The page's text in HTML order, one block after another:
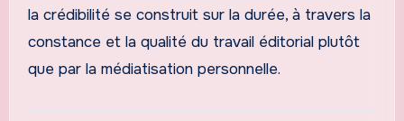
la crédibilité se construit sur la durée, à travers la
constance et la qualité du travail éditorial plutôt
que par la médiatisation personnelle.